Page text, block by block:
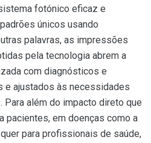
fotónico eficaz e
únicos usando
palavras, as impressões
pela tecnologia abrem a
com diagnósticos e
e ajustados às necessidades
Para além do impacto direto que
pacientes, em doenças como a
para profissionais de saúde,